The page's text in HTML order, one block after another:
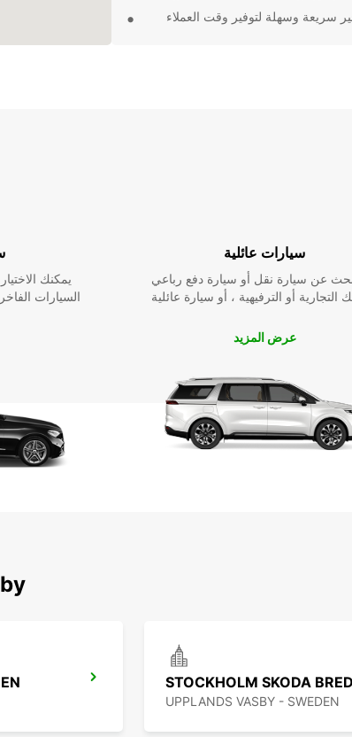
سريعة وسهلة لتوفير وقت العملاء
يمكنك
السيارات
سيارات عائلية
عن سيارة نقل أو سيارة دفع رباعي
التجارية أو الترفيهية ، أو سيارة عائلية
عرض المزيد
STOCKHOLM SKODA
UPPLANDS VASBY - SWEDEN